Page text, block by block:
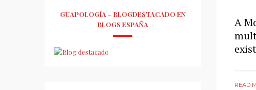
A
READ
GUAPOLOGÍA – BLOGDESTACADO EN
BLOGS ESPAÑA